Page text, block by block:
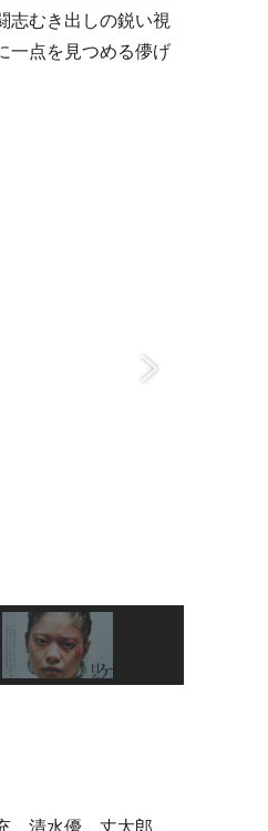
志むき出しの鋭い視
一点を見つめる儚げ
清水優、丈太郎、